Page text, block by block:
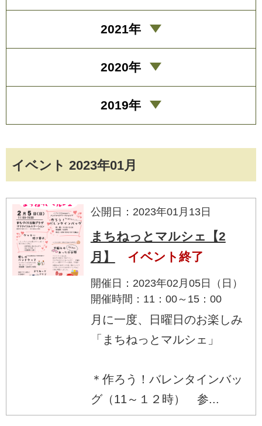
イベント 2023年01月
公開日：2023年01月13日
まちねっとマルシェ【2
月】
イベント終了
開催日：2023年02月05日（日）
開催時間：11：00～15：00
月に一度、日曜日のお楽しみ
「まちねっとマルシェ」
＊作ろう！バレンタインバッ
グ（11～１２時） 参...
2021年
2020年
2019年